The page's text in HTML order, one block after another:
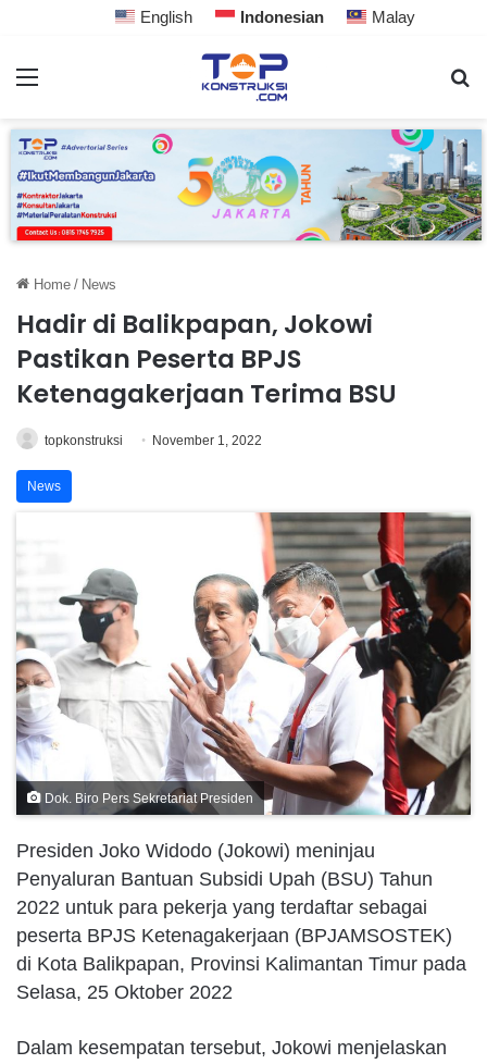
English Indonesian Malay
Home / News
Hadir di Balikpapan, Jokowi
Pastikan Peserta BPJS
Ketenagakerjaan Terima BSU
topkonstruksi November 1, 2022
News
Dok. Biro Pers Sekretariat Presiden
Presiden Joko Widodo (Jokowi) meninjau
Penyaluran Bantuan Subsidi Upah (BSU) Tahun
2022 untuk para pekerja yang terdaftar sebagai
peserta BPJS Ketenagakerjaan (BPJAMSOSTEK)
di Kota Balikpapan, Provinsi Kalimantan Timur pada
Selasa, 25 Oktober 2022
Dalam kesempatan tersebut, Jokowi menjelaskan